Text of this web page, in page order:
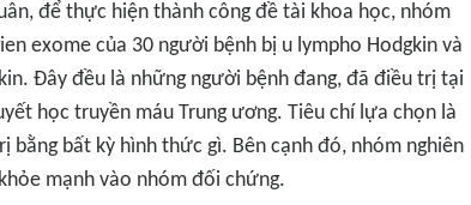
để thực hiện thành công đề tài khoa học, nhóm
exome của 30 người bệnh bị u lympho Hodgkin và
Đây đều là những người bệnh đang, đã điều trị tại
học truyền máu Trung ương. Tiêu chí lựa chọn là
bất kỳ hình thức gì. Bên cạnh đó, nhóm nghiên
mạnh vào nhóm đối chứng.